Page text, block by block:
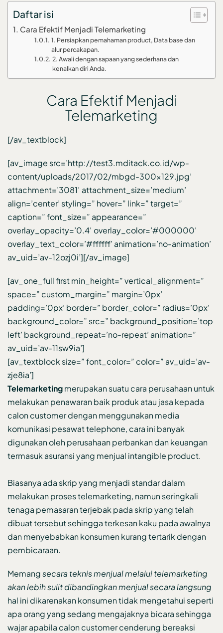
Daftar isi
Cara Efektif Menjadi Telemarketing
1. Persiapkan pemahaman product, Data base dan
alur percakapan.
2. Awali dengan sapaan yang sederhana dan
kenalkan diri Anda.
Cara Efektif Menjadi
Telemarketing
[/av_textblock]
[av_image src=’http://test3.mditack.co.id/wp-
content/uploads/2017/02/mbgd-300×129.jpg’
attachment=’3081′ attachment_size=’medium’
align=’center’ styling=” hover=” link=” target=”
caption=” font_size=” appearance=”
overlay_opacity=’0.4′ overlay_color=’#000000′
overlay_text_color=’#ffffff’ animation=’no-animation’
av_uid=’av-12ozj0i’][/av_image]
[av_one_full first min_height=” vertical_alignment=”
space=” custom_margin=” margin=’0px’
padding=’0px’ border=” border_color=” radius=’0px’
background_color=” src=” background_position=’top
left’ background_repeat=’no-repeat’ animation=”
av_uid=’av-11sw9ia’]
[av_textblock size=” font_color=” color=” av_uid=’av-
zje8ia’]
Telemarketingmerupakan suatu cara perusahaan untuk
melakukan penawaran baik produk atau jasa kepada
calon customer dengan menggunakan media
komunikasi pesawat telephone, cara ini banyak
digunakan oleh perusahaan perbankan dan keuangan
termasuk asuransi yang menjual intangible product.
Biasanya ada skrip yang menjadi standar dalam
melakukan proses telemarketing, namun seringkali
tenaga pemasaran terjebak pada skrip yang telah
dibuat tersebut sehingga terkesan kaku pada awalnya
dan menyebabkan konsumen kurang tertarik dengan
pembicaraan.
Memangsecara teknis menjual melalui telemarketing
akan lebih sulit dibandingkan menjual secara langsung
hal ini dikarenakan konsumen tidak mengetahui seperti
apa orang yang sedang mengajaknya bicara sehingga
wajar apabila calon customer cenderung bereaksi